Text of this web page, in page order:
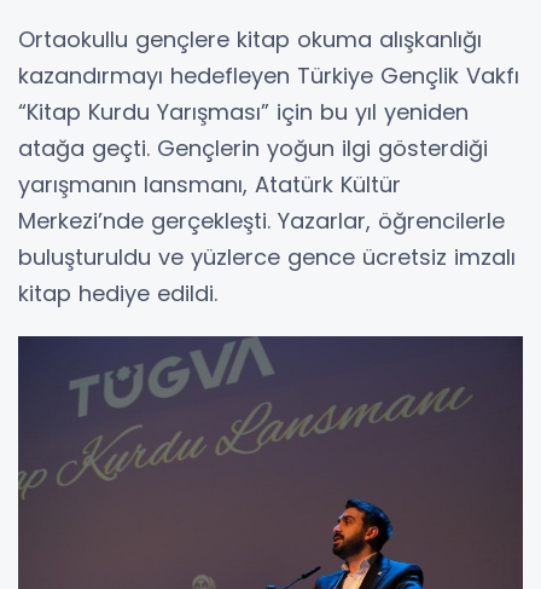
Ortaokullu gençlere kitap okuma alışkanlığı
kazandırmayı hedefleyen Türkiye Gençlik Vakfı
“Kitap Kurdu Yarışması” için bu yıl yeniden
atağa geçti. Gençlerin yoğun ilgi gösterdiği
yarışmanın lansmanı, Atatürk Kültür
Merkezi’nde gerçekleşti. Yazarlar, öğrencilerle
buluşturuldu ve yüzlerce gence ücretsiz imzalı
kitap hediye edildi.